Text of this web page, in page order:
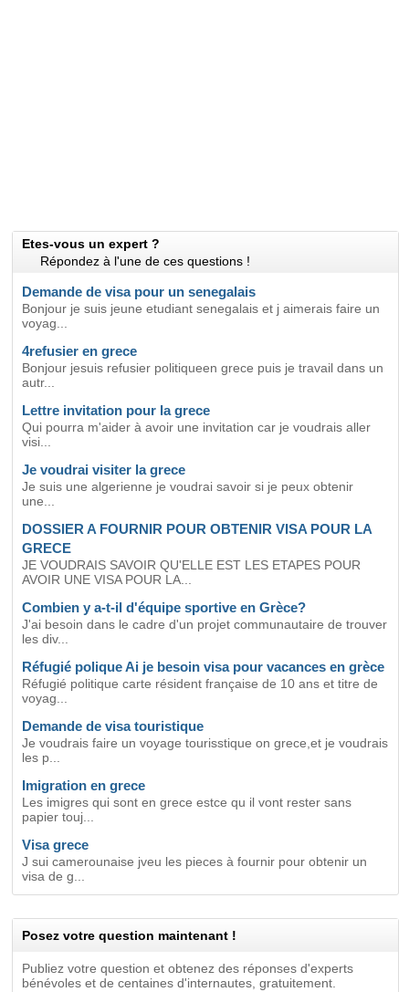
Etes-vous un expert ?
Répondez à l'une de ces questions !
Demande de visa pour un senegalais
Bonjour je suis jeune etudiant senegalais et j aimerais faire un
voyag...
4refusier en grece
Bonjour jesuis refusier politiqueen grece puis je travail dans un
autr...
Lettre invitation pour la grece
Qui pourra m'aider à avoir une invitation car je voudrais aller
visi...
Je voudrai visiter la grece
Je suis une algerienne je voudrai savoir si je peux obtenir
une...
DOSSIER A FOURNIR POUR OBTENIR VISA POUR LA
GRECE
JE VOUDRAIS SAVOIR QU'ELLE EST LES ETAPES POUR
AVOIR UNE VISA POUR LA...
Combien y a-t-il d'équipe sportive en Grèce?
J'ai besoin dans le cadre d'un projet communautaire de trouver
les div...
Réfugié polique Ai je besoin visa pour vacances en grèce
Réfugié politique carte résident française de 10 ans et titre de
voyag...
Demande de visa touristique
Je voudrais faire un voyage tourisstique on grece,et je voudrais
les p...
Imigration en grece
Les imigres qui sont en grece estce qu il vont rester sans
papier touj...
Visa grece
J sui camerounaise jveu les pieces à fournir pour obtenir un
visa de g...
Posez votre question maintenant !
Publiez votre question et obtenez des réponses d'experts
bénévoles et de centaines d'internautes, gratuitement.